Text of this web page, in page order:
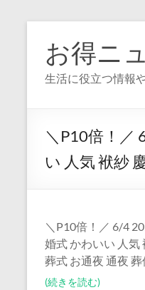
お得ニ
生活に役立つ情報
＼P10倍！／
い 人気 袱紗
＼P10倍！／ 6/4
婚式 かわいい 人気
葬式 お通夜 通夜
(続きを読む)